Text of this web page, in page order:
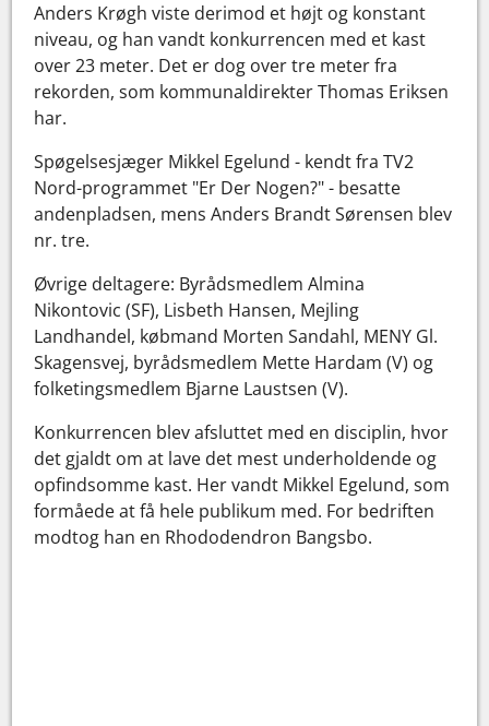
Anders Krøgh viste derimod et højt og konstant
niveau, og han vandt konkurrencen med et kast
over 23 meter. Det er dog over tre meter fra
rekorden, som kommunaldirekter Thomas Eriksen
har.
Spøgelsesjæger Mikkel Egelund - kendt fra TV2
Nord-programmet "Er Der Nogen?" - besatte
andenpladsen, mens Anders Brandt Sørensen blev
nr. tre.
Øvrige deltagere: Byrådsmedlem Almina
Nikontovic (SF), Lisbeth Hansen, Mejling
Landhandel, købmand Morten Sandahl, MENY Gl.
Skagensvej, byrådsmedlem Mette Hardam (V) og
folketingsmedlem Bjarne Laustsen (V).
Konkurrencen blev afsluttet med en disciplin, hvor
det gjaldt om at lave det mest underholdende og
opfindsomme kast. Her vandt Mikkel Egelund, som
formåede at få hele publikum med. For bedriften
modtog han en Rhododendron Bangsbo.